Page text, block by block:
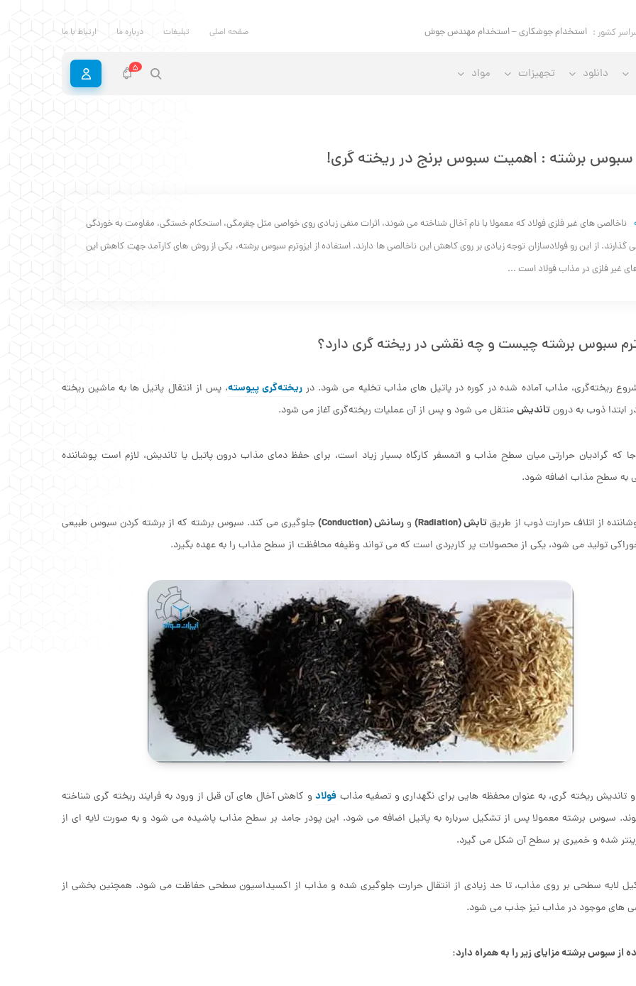
کشور : استخدام صفحه اصلی تبلیغات درباره ما ارتباط با ما
دانلود تجهیزات مواد 5
سبوس برشته : اهمیت سبوس برنج در ریخته گری!
ناخالصی های غیر فلزی فولاد که معمولا با نام آخال شناخته می شوند، اثرات منفی زیادی روی خواصی مثل چقرمگی، استحکام خستگی، مقاومت به خوردگی
از این رو فولادسازان توجه زیادی بر روی کاهش این ناخالصی ها دارند. استفاده از ایزوترم سبوس برشته، یکی از روش های کارآمد جهت کاهش این
غیر فلزی در مذاب فولاد است ...
سبوس برشته چیست و چه نقشی در ریخته گری دارد؟
ریخته‌گری، مذاب آماده شده در کوره در پاتیل ‌های مذاب تخلیه می شود. در ریخته‌گری پیوسته، پس از انتقال پاتیل ها به ماشین ریخته
ابتدا ذوب به درونتاندیشمنتقل می شود و پس از آن عملیات ریخته‌گری آغاز می شود.
که گرادیان حرارتی میان سطح مذاب و اتمسفر کارگاه بسیار زیاد است، برای حفظ دمای مذاب درون پاتیل یا تاندیش، لازم است پوشاننده
به سطح مذاب اضافه شود.
از اتلاف حرارت ذوب از طریقتابش (Radiation
)و رسانش (Conduction
)جلوگیری می کند. سبوس برشته که از برشته کردن سبوس طبیعی
تولید می شود، یکی از محصولات پر کاربردی است که می تواند وظیفه محافظت از سطح مذاب را به عهده بگیرد.
و تاندیش ریخته گری، به عنوان محفظه هایی برای نگهداری و تصفیه مذاب فولادو کاهش آخال های آن قبل از ورود به فرایند ریخته گری شناخته
سبوس برشته معمولا پس از تشکیل سرباره به پاتیل اضافه می شود. این پودر جامد بر سطح مذاب پاشیده می شود و به صورت لایه ای از
شده و خمیری بر سطح آن شکل می گیرد.
لایه سطحی بر روی مذاب، تا حد زیادی از انتقال حرارت جلوگیری شده و مذاب از اکسیداسیون سطحی حفاظت می شود. همچنین بخشی از
های موجود در مذاب نیز جذب می شود.
از سبوس برشته مزایای زیر را به همراه دارد: